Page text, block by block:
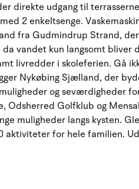
direkte udgang til
2 enkeltsenge.
fra Gudmindrup Strand,
vandet kun langsomt bliver
livredder i skoleferien. Gå
Nykøbing Sjælland, der
og seværdigheder
Odsherred Golfklub og
muligheder langs kysten.
aktiviteter for hele familien.